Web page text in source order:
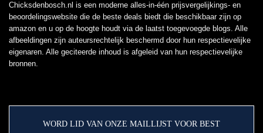
Chicksdenbosch.nl is een moderne alles-in-één prijsvergelijkings- en
beoordelingswebsite die de beste deals biedt die beschikbaar zijn op
amazon en u op de hoogte houdt via de laatst toegevoegde blogs. Alle
afbeeldingen zijn auteursrechtelijk beschermd door hun respectievelijke
eigenaren. Alle geciteerde inhoud is afgeleid van hun respectievelijke
bronnen.
WORD LID VAN ONZE MAILLIJST VOOR BEST